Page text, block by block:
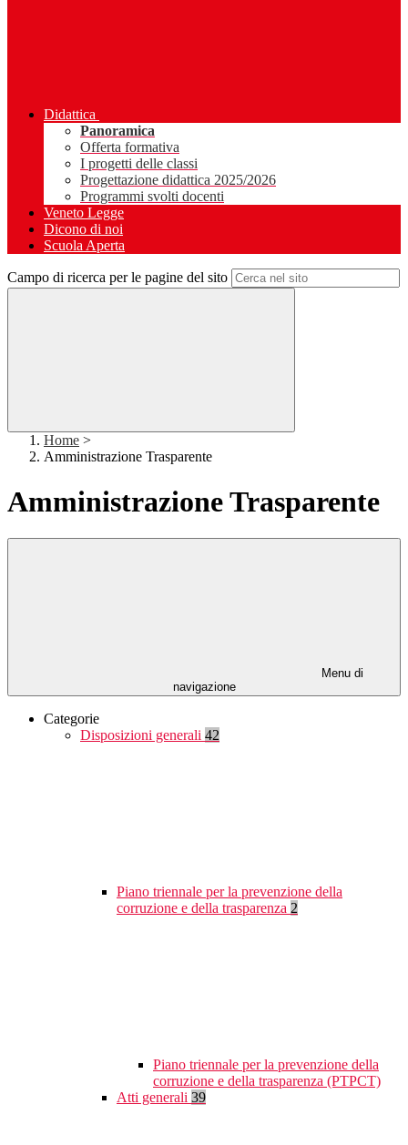
Didattica
Panoramica
Offerta formativa
I progetti delle classi
Progettazione didattica 2025/2026
Programmi svolti docenti
Veneto Legge
Dicono di noi
Scuola Aperta
Campo di ricerca per le pagine del sito
Home >
Amministrazione Trasparente
Amministrazione Trasparente
Menu di
navigazione
Categorie
Disposizioni generali 42
Piano triennale per la prevenzione della
corruzione e della trasparenza 2
Piano triennale per la prevenzione della
corruzione e della trasparenza (PTPCT)
Atti generali 39